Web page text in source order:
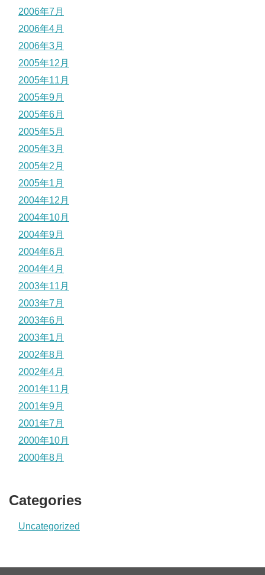
2006年7月
2006年4月
2006年3月
2005年12月
2005年11月
2005年9月
2005年6月
2005年5月
2005年3月
2005年2月
2005年1月
2004年12月
2004年10月
2004年9月
2004年6月
2004年4月
2003年11月
2003年7月
2003年6月
2003年1月
2002年8月
2002年4月
2001年11月
2001年9月
2001年7月
2000年10月
2000年8月
Categories
Uncategorized